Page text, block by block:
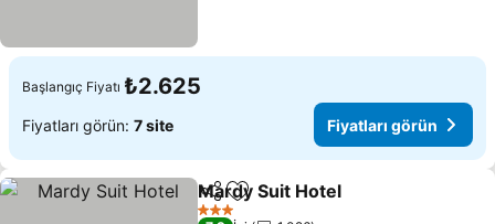
Başlangıç Fiyatı ₺2.625
Fiyatları görün: 7 site Fiyatları görün
PaylaşFavorilerime ekle
Mardy Suit Hotel
3 Yıldız